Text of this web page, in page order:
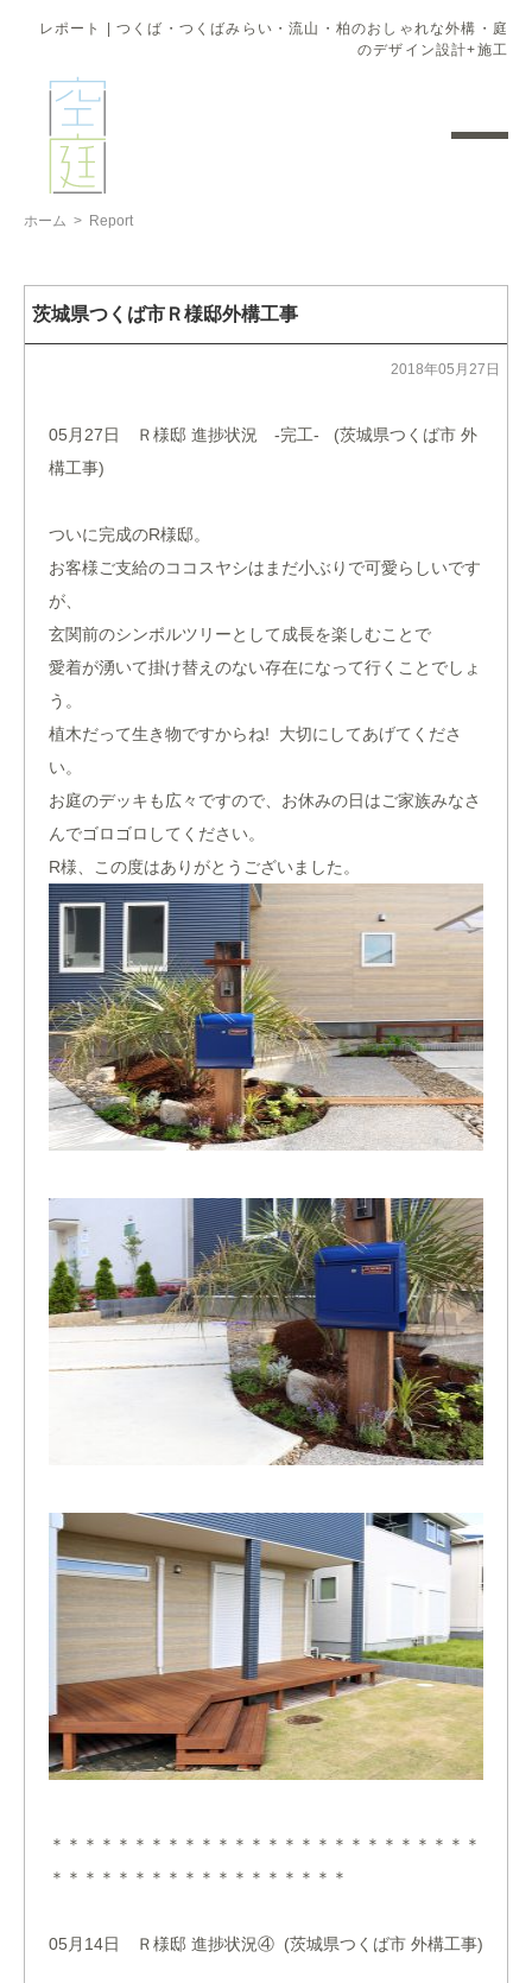
レポート | つくば・つくばみらい・流山・柏のおしゃれな外構・庭
のデザイン設計+施工
ホーム > Report
茨城県つくば市Ｒ様邸外構工事
2018年05月27日
05月27日 Ｒ様邸 進捗状況 -完工- (茨城県つくば市 外
構工事)
ついに完成のR様邸。
お客様ご支給のココスヤシはまだ小ぶりで可愛らしいです
が、
玄関前のシンボルツリーとして成長を楽しむことで
愛着が湧いて掛け替えのない存在になって行くことでしょ
う。
植木だって生き物ですからね! 大切にしてあげてくださ
い。
お庭のデッキも広々ですので、お休みの日はご家族みなさ
んでゴロゴロしてください。
R様、この度はありがとうございました。
＊＊＊＊＊＊＊＊＊＊＊＊＊＊＊＊＊＊＊＊＊＊＊＊＊＊
＊＊＊＊＊＊＊＊＊＊＊＊＊＊＊＊＊＊
05月14日 Ｒ様邸 進捗状況④ (茨城県つくば市 外構工事)